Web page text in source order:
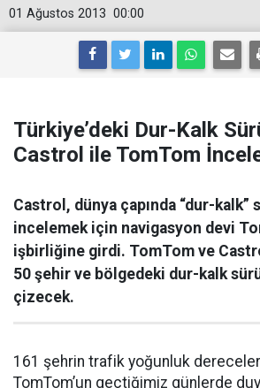
00:00
01 Ağustos 2013
Türkiye’deki Dur-Kalk
Castrol ile TomTom
Castrol, dünya çapında “dur-kalk”
incelemek için navigasyon devi
işbirliğine girdi. TomTom ve
50 şehir ve bölgedeki dur-kalk
çizecek.
161 şehrin trafik yoğunluk
TomTom’un geçtiğimiz günlerde